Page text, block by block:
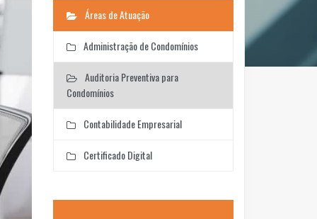
Áreas de Atuação
Administração de Condomínios
Auditoria Preventiva para
Condomínios
Contabilidade Empresarial
Certificado Digital